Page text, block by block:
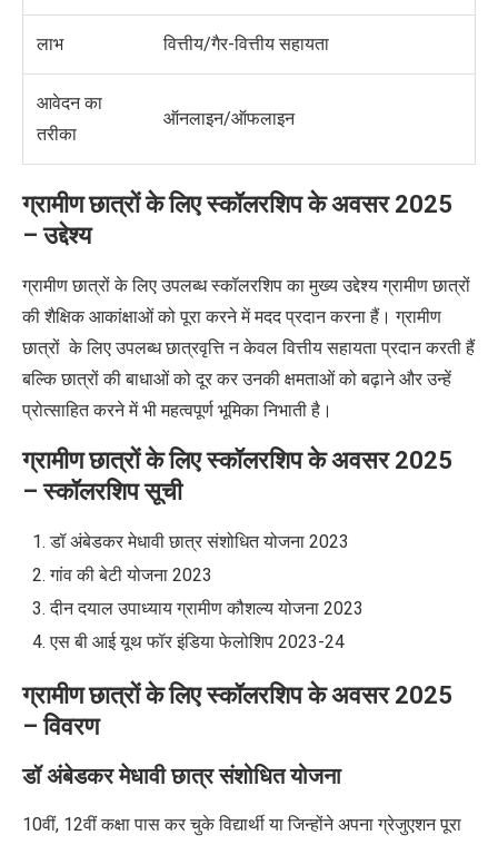
लाभ वित्तीय/गैर-वित्तीय सहायता
आवेदन का
तरीका
ऑनलाइन/ऑफलाइन
ग्रामीण छात्रों के लिए स्कॉलरशिप के अवसर 2025
– उद्देश्य
ग्रामीण छात्रों के लिए उपलब्ध स्कॉलरशिप का मुख्य उद्देश्य ग्रामीण छात्रों
की शैक्षिक आकांक्षाओं को पूरा करने में मदद प्रदान करना हैं। ग्रामीण
छात्रों के लिए उपलब्ध छात्रवृत्ति न केवल वित्तीय सहायता प्रदान करती हैं
बल्कि छात्रों की बाधाओं को दूर कर उनकी क्षमताओं को बढ़ाने और उन्हें
प्रोत्साहित करने में भी महत्वपूर्ण भूमिका निभाती है।
ग्रामीण छात्रों के लिए स्कॉलरशिप के अवसर 2025
– स्कॉलरशिप सूची
डॉ अंबेडकर मेधावी छात्र संशोधित योजना 2023
गांव की बेटी योजना 2023
दीन दयाल उपाध्याय ग्रामीण कौशल्य योजना 2023
एस बी आई यूथ फॉर इंडिया फेलोशिप 2023-24
ग्रामीण छात्रों के लिए स्कॉलरशिप के अवसर 2025
– विवरण
डॉ अंबेडकर मेधावी छात्र संशोधित योजना
10वीं, 12वीं कक्षा पास कर चुके विद्यार्थी या जिन्होंने अपना ग्रेजुएशन पूरा